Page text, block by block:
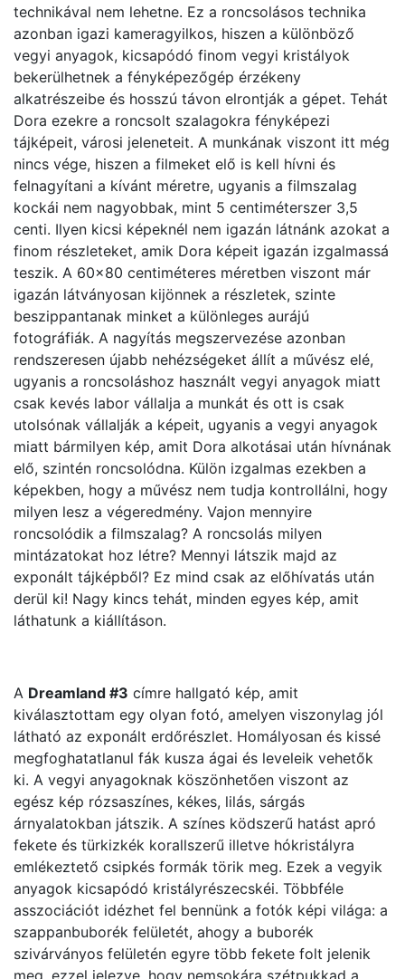
technikával nem lehetne. Ez a roncsolásos technika
azonban igazi kameragyilkos, hiszen a különböző
vegyi anyagok, kicsapódó finom vegyi kristályok
bekerülhetnek a fényképezőgép érzékeny
alkatrészeibe és hosszú távon elrontják a gépet. Tehát
Dora ezekre a roncsolt szalagokra fényképezi
tájképeit, városi jeleneteit. A munkának viszont itt még
nincs vége, hiszen a filmeket elő is kell hívni és
felnagyítani a kívánt méretre, ugyanis a filmszalag
kockái nem nagyobbak, mint 5 centiméterszer 3,5
centi. Ilyen kicsi képeknél nem igazán látnánk azokat a
finom részleteket, amik Dora képeit igazán izgalmassá
teszik. A 60×80 centiméteres méretben viszont már
igazán látványosan kijönnek a részletek, szinte
beszippantanak minket a különleges aurájú
fotográfiák. A nagyítás megszervezése azonban
rendszeresen újabb nehézségeket állít a művész elé,
ugyanis a roncsoláshoz használt vegyi anyagok miatt
csak kevés labor vállalja a munkát és ott is csak
utolsónak vállalják a képeit, ugyanis a vegyi anyagok
miatt bármilyen kép, amit Dora alkotásai után hívnának
elő, szintén roncsolódna. Külön izgalmas ezekben a
képekben, hogy a művész nem tudja kontrollálni, hogy
milyen lesz a végeredmény. Vajon mennyire
roncsolódik a filmszalag? A roncsolás milyen
mintázatokat hoz létre? Mennyi látszik majd az
exponált tájképből? Ez mind csak az előhívatás után
derül ki! Nagy kincs tehát, minden egyes kép, amit
láthatunk a kiállításon.
A Dreamland #3 címre hallgató kép, amit
kiválasztottam egy olyan fotó, amelyen viszonylag jól
látható az exponált erdőrészlet. Homályosan és kissé
megfoghatatlanul fák kusza ágai és leveleik vehetők
ki. A vegyi anyagoknak köszönhetően viszont az
egész kép rózsaszínes, kékes, lilás, sárgás
árnyalatokban játszik. A színes ködszerű hatást apró
fekete és türkizkék korallszerű illetve hókristályra
emlékeztető csipkés formák törik meg. Ezek a vegyik
anyagok kicsapódó kristályrészecskéi. Többféle
asszociációt idézhet fel bennünk a fotók képi világa: a
szappanbuborék felületét, ahogy a buborék
szivárványos felületén egyre több fekete folt jelenik
meg, ezzel jelezve, hogy nemsokára szétpukkad a